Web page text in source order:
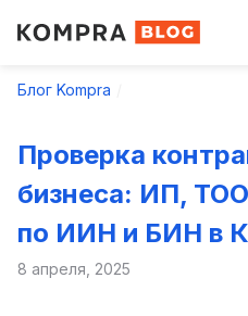
Блог Kompra
Проверка
бизнеса: ИП,
по ИИН и БИН в
8 апреля, 2025